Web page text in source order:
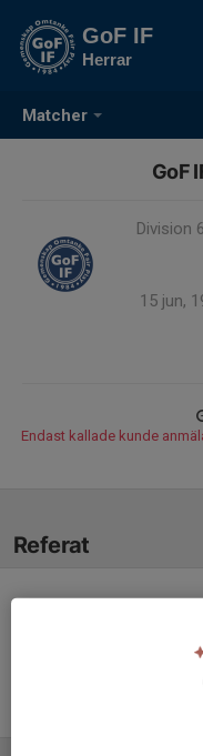
Matcher
GoF IF
Herrar
GoF
Division
15 jun,
Endast kallade kunde
Referat